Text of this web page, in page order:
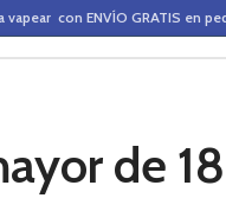
de 18
vapear con ENVÍO GRATIS en
BASES Y AROMAS (ALQUIMIA)